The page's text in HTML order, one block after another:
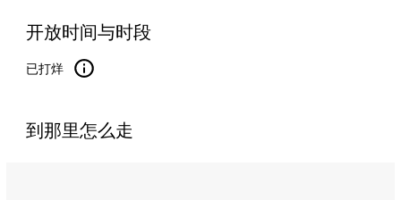
开放时间与时段
已打烊
到那里怎么走